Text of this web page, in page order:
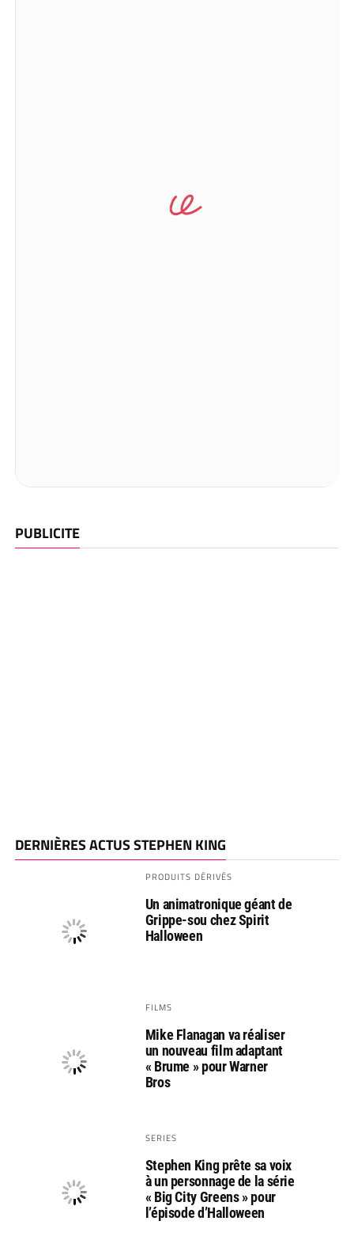
PUBLICITE
DERNIÈRES ACTUS STEPHEN KING
PRODUITS DÉRIVÉS
Un animatronique géant de
Grippe-sou chez Spirit
Halloween
FILMS
Mike Flanagan va réaliser
un nouveau film adaptant
« Brume » pour Warner
Bros
SERIES
Stephen King prête sa voix
à un personnage de la série
« Big City Greens » pour
l’épisode d’Halloween